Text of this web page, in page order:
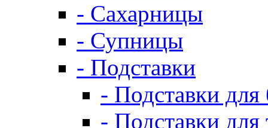
- Сахарницы
- Супницы
- Подставки
- Подставки
- Подставки для